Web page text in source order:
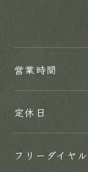
営業時間
定休日
フリーダイヤル